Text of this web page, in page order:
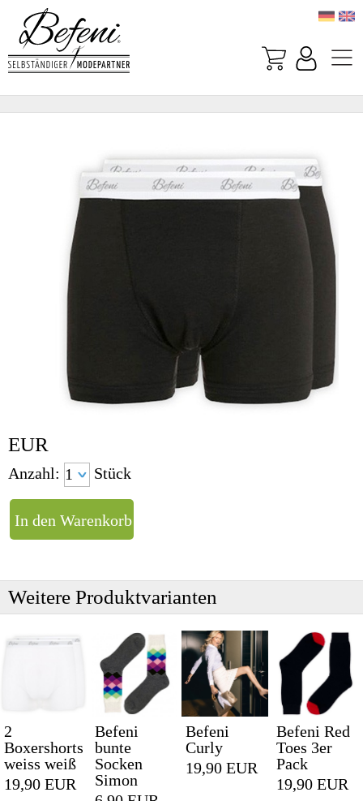
EUR
Anzahl: Stück
Weitere Produktvarianten
2
Boxershorts
weiss weiß
19,90 EUR
Befeni
bunte
Socken
Simon
Befeni
Curly
19,90 EUR
Befeni Red
Toes 3er
Pack
19,90 EUR